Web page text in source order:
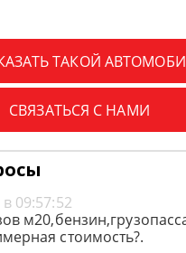
ТАКОЙ
СВЯЗАТЬСЯ С НАМИ
09:57:52
стоимость?.